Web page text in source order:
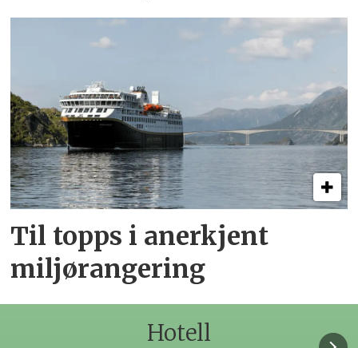
Til topps i anerkjent
miljørangering
Hotell